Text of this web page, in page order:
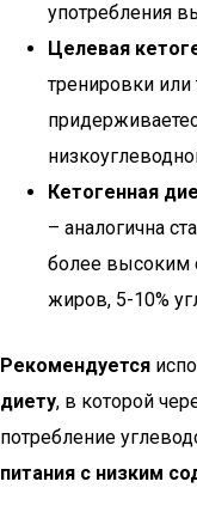
употребления
Целевая
тренировки
Кетогенная
– аналогична
более высоким
жиров, 5-10%
Рекомендуется
диету, в которой
потребление
питания с низким